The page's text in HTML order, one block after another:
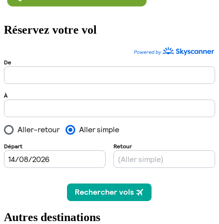
Réservez votre vol
Autres destinations